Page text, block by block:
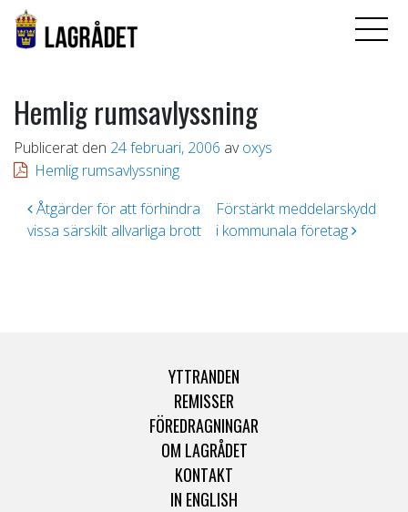
Hemlig rumsavlyssning
Publicerat den 24 februari, 2006 av oxys
Hemlig rumsavlyssning
Inläggsnavigering
Åtgärder för att förhindra
vissa särskilt allvarliga brott
Förstärkt meddelarskydd
i kommunala företag
YTTRANDEN
REMISSER
FÖREDRAGNINGAR
OM LAGRÅDET
KONTAKT
IN ENGLISH